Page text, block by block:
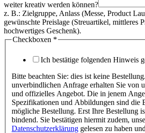
weiter kreativ werden können?
z. B.: Zielgruppe, Anlass (Messe, Product
gewünschte Preislage (Streuartikel, mittleres
hochwertiges Geschenk).
Checkboxen *
Ich bestätige folgenden Hinweis
Bitte beachten Sie: dies ist keine
unverbindlichen Anfrage erhalten Sie von
und offizielles Angebot. Die in jenem
Spezifikationen und Abbildungen sind die
mögliche Bestellung. Erst Ihre Bestellung
bindend. Sie bestätigen hiermit zudem,
Datenschutzerklärung gelesen zu haben